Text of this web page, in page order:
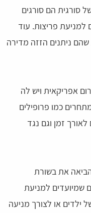
סורגית הם סורגים
למניעת פריצות. עוד
שהם ניתנים הזזה מדירה
אפריקאית ויש לה
כמו פרופילים
זמן וגם נגד
את בשורת
שמיועדים למניעת
ילדים או לצורך מניעה